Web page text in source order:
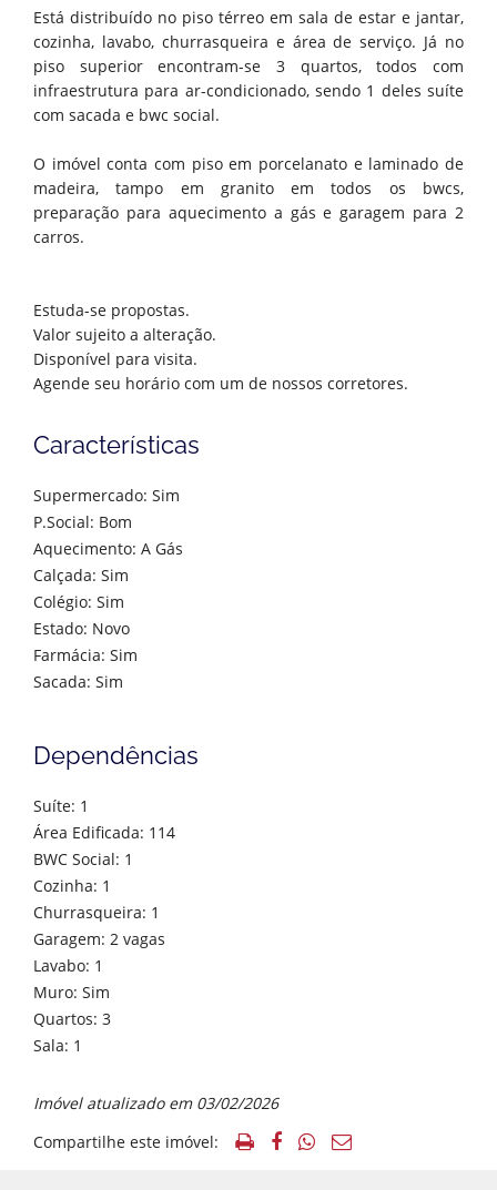
Está distribuído no piso térreo em sala de estar e jantar,
cozinha, lavabo, churrasqueira e área de serviço. Já no
piso superior encontram-se 3 quartos, todos com
infraestrutura para ar-condicionado, sendo 1 deles suíte
com sacada e bwc social.
O imóvel conta com piso em porcelanato e laminado de
madeira, tampo em granito em todos os bwcs,
preparação para aquecimento a gás e garagem para 2
carros.
Estuda-se propostas.
Valor sujeito a alteração.
Disponível para visita.
Agende seu horário com um de nossos corretores.
Características
Supermercado: Sim
P.Social: Bom
Aquecimento: A Gás
Calçada: Sim
Colégio: Sim
Estado: Novo
Farmácia: Sim
Sacada: Sim
Dependências
Suíte: 1
Área Edificada: 114
BWC Social: 1
Cozinha: 1
Churrasqueira: 1
Garagem: 2 vagas
Lavabo: 1
Muro: Sim
Quartos: 3
Sala: 1
Imóvel atualizado em 03/02/2026
Compartilhe este imóvel: